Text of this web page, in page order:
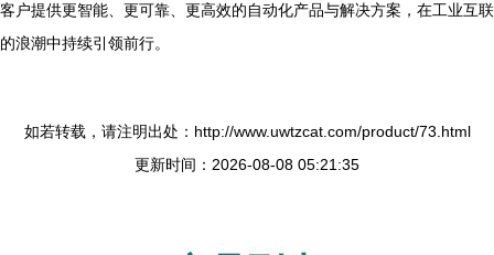
客户提供更智能、更可靠、更高效的自动化产品与解决方案，在工业互联
的浪潮中持续引领前行。
如若转载，请注明出处：http://www.uwtzcat.com/product/73.html
更新时间：2026-08-08 05:21:35